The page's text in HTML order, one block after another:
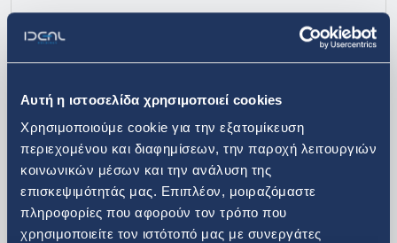
Αυτή η ιστοσελίδα χρησιμοποιεί cookies
Χρησιμοποιούμε cookie για την εξατομίκευση
περιεχομένου και διαφημίσεων, την παροχή λειτουργιών
κοινωνικών μέσων και την ανάλυση της
επισκεψιμότητάς μας. Επιπλέον, μοιραζόμαστε
πληροφορίες που αφορούν τον τρόπο που
χρησιμοποιείτε τον ιστότοπό μας με συνεργάτες
περισσότερα